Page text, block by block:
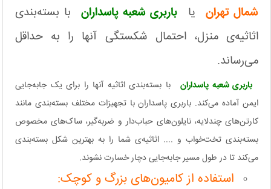
شمال تهران یا باربری شعبه پاسداران با بسته‌بندی
اثاثیه‌ی منزل، احتمال شکستگی آنها را به حداقل
می‌رساند.
باربری شعبه پاسداران
با بسته‌بندی اثاثیه آنها را برای یک جابه‌جایی
ایمن آماده می‌کند. باربری پاسداران با تجهیزات مختلف بسته‌بندی مانند
کارتن‌های چندلایه، نایلون‌های حباب‌دار و ضربه‌گیر، ساک‌های مخصوص
بسته‌بندی تخت‌خواب و .... اثاثیه‌ی شما را به بهترین شکل بسته‌بندی
می‌کند تا در طول مسیر جابه‌جایی دچار خسارت نشوند.
استفاده از کامیون‌های بزرگ و کوچک: